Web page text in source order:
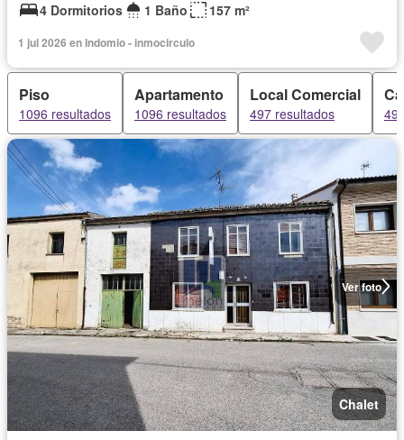
4 Dormitorios
1 Baño 157 m²
1 jul 2026 en Indomio - inmocirculo
Piso
1096 resultados
Apartamento
1096 resultados
Local Comercial
497 resultados
Ver foto
Chalet